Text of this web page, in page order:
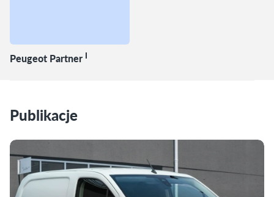
Peugeot Partner I
Publikacje